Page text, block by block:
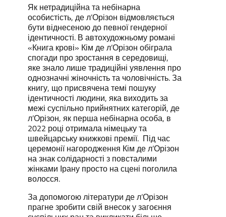
Як нетрадиційна та небінарна
особистість, де л’Орізон відмовляється
бути віднесеною до певної гендерної
ідентичності. В автохудожньому романі
«Книга крові» Кім де л’Орізон обіграла
спогади про зростання в середовищі,
яке знало лише традиційні уявлення про
однозначні жіночність та чоловічність. За
книгу, що присвячена темі пошуку
ідентичності людини, яка виходить за
межі суспільно прийнятних категорій, де
л’Орізон, як перша небінарна особа, в
2022 році отримала німецьку та
швейцарську книжкові премії. Під час
церемонії нагородження Кім де л’Орізон
на знак солідарності з повсталими
жінками Ірану просто на сцені поголила
волосся.
За допомогою літератури де л’Орізон
прагне зробити свій внесок у загоєння